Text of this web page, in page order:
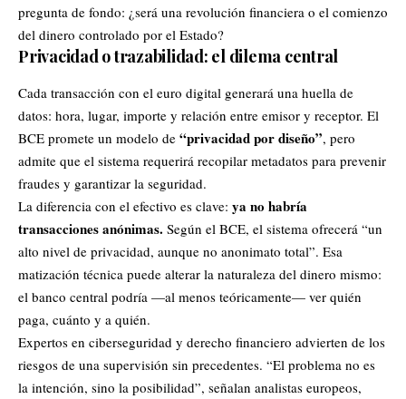
pregunta de fondo: ¿será una revolución financiera o el comienzo
del dinero controlado por el Estado?
Privacidad o trazabilidad: el dilema central
Cada transacción con el euro digital generará una huella de
datos: hora, lugar, importe y relación entre emisor y receptor. El
BCE promete un modelo de “privacidad por diseño”, pero
admite que el sistema requerirá recopilar metadatos para prevenir
fraudes y garantizar la seguridad.
La diferencia con el efectivo es clave: ya no habría
transacciones anónimas. Según el BCE, el sistema ofrecerá “un
alto nivel de privacidad, aunque no anonimato total”. Esa
matización técnica puede alterar la naturaleza del dinero mismo:
el banco central podría —al menos teóricamente— ver quién
paga, cuánto y a quién.
Expertos en ciberseguridad y derecho financiero advierten de los
riesgos de una supervisión sin precedentes. “El problema no es
la intención, sino la posibilidad”, señalan analistas europeos,